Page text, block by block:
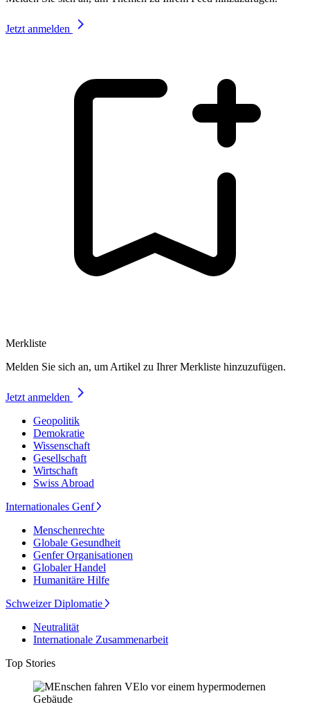
Jetzt anmelden
Merkliste
Melden Sie sich an, um Artikel zu Ihrer Merkliste hinzuzufügen.
Jetzt anmelden
Geopolitik
Demokratie
Wissenschaft
Gesellschaft
Wirtschaft
Swiss Abroad
Internationales Genf
Menschenrechte
Globale Gesundheit
Genfer Organisationen
Globaler Handel
Humanitäre Hilfe
Schweizer Diplomatie
Neutralität
Internationale Zusammenarbeit
Top Stories